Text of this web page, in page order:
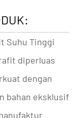
Suhu Tinggi
diperluas
dengan
bahan eksklusif